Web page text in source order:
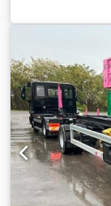
PERKINS.
con un coste
gusto
Posibilidad de
¿Tiene alguna
asesorarle!